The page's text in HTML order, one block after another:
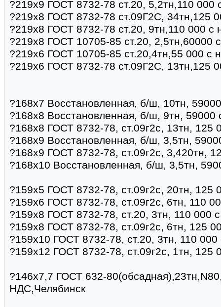
?219х9 ГОСТ 8732-78 ст.20, 5,2тн,110 000
?219х8 ГОСТ 8732-78 ст.09Г2С, 34тн,125
?219х8 ГОСТ 8732-78 ст.20, 9тн,110 000 с
?219х8 ГОСТ 10705-85 ст.20, 2,5тн,60000
?219х6 ГОСТ 10705-85 ст.20,4тн,55 000 с
?219х6 ГОСТ 8732-78 ст.09Г2С, 13тн,125
?168х7 Восстановленная, б/ш, 10тн,
?168х8 Восстановленная, б/ш, 9тн, 59000
?168х8 ГОСТ 8732-78, ст.09г2с, 13тн, 125
?168х9 Восстановленная, б/ш, 3,5тн,
?168х9 ГОСТ 8732-78, ст.09г2с, 3,420тн,
?168х10 Восстановленная, б/ш, 3,5тн,
?159х5 ГОСТ 8732-78, ст.09г2с, 20тн, 125
?159х6 ГОСТ 8732-78, ст.09г2с, 6тн, 110
?159х8 ГОСТ 8732-78, ст.20, 3тн, 110 000
?159х8 ГОСТ 8732-78, ст.09г2с, 6тн, 125
?159х10 ГОСТ 8732-78, ст.20, 3тн, 110
?159х12 ГОСТ 8732-78, ст.09г2с, 1тн, 125
?146х7,7 ГОСТ 632-
НДС,Челябинск